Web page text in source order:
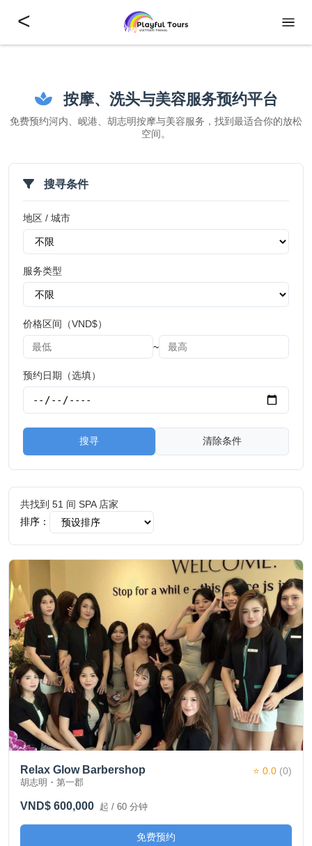
<
按摩、洗头与美容服务预约平台
免费预约河内、岘港、胡志明按摩与美容服务，找到最适合你的放松
空间。
搜寻条件
地区 / 城市
服务类型
价格区间（VND$）
~
预约日期（选填）
搜寻 清除条件
共找到 51 间 SPA 店家
排序：
Relax Glow Barbershop
胡志明・第一郡
⭐ 0.0 (0)
VND$ 600,000 起 / 60 分钟
免费预约